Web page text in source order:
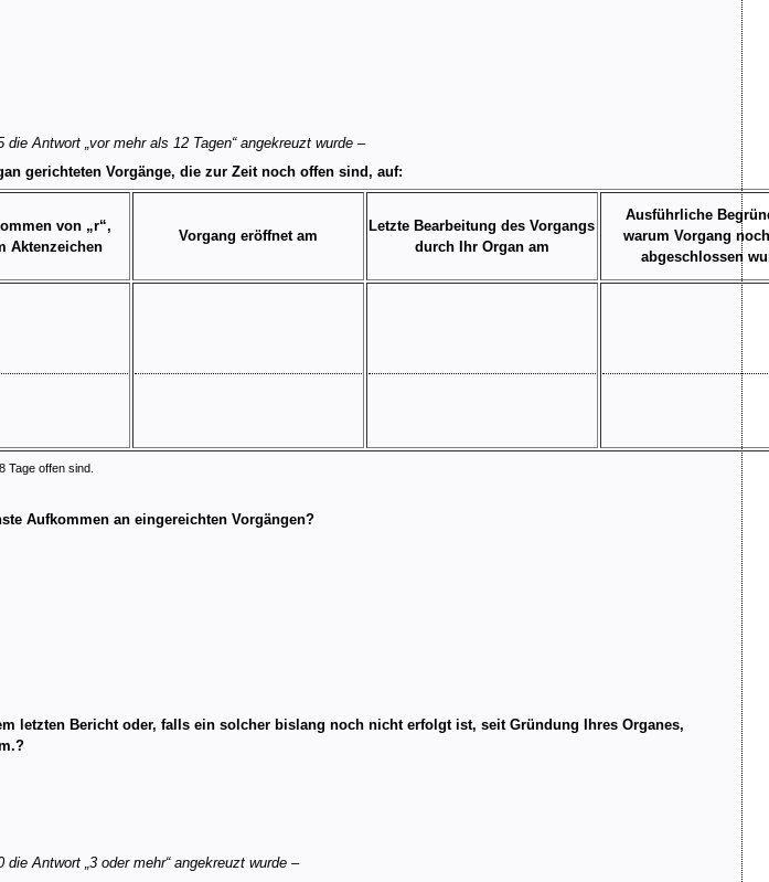
Antwort „vor mehr als 12 Tagen“ angekreuzt wurde –
gerichteten Vorgänge, die zur Zeit noch offen sind, auf:
von „r“,
Aktenzeichen
Vorgang eröffnet am
Letzte Bearbeitung des Vorgangs
durch Ihr Organ am
Ausführliche
warum Vorgang
abgeschlossen
Tage offen sind.
Aufkommen an eingereichten Vorgängen?
letzten Bericht oder, falls ein solcher bislang noch nicht erfolgt ist, seit Gründung Ihres Organes,
Antwort „3 oder mehr“ angekreuzt wurde –